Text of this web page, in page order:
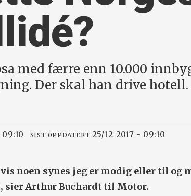
med færre enn 10.000
Der skal han drive hotell.
09:10 SIST OPPDATERT 25/12 2017 - 09:10
noen synes jeg er modig eller til og
sier Arthur Buchardt til Motor.